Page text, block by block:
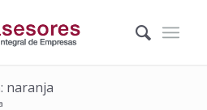
naranja